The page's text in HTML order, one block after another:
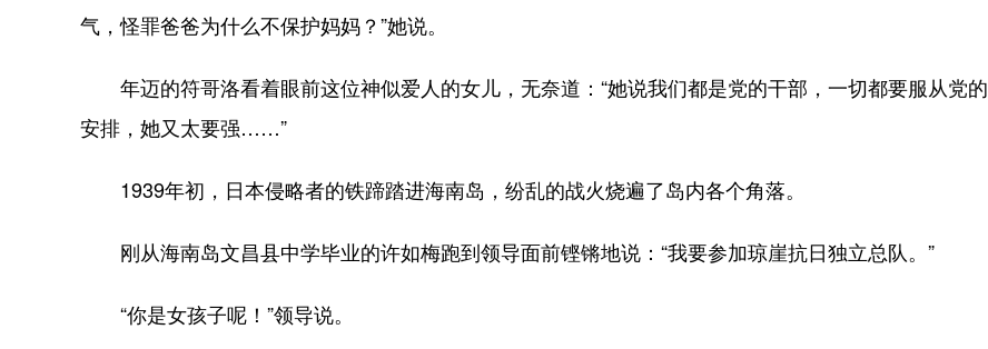
气，怪罪爸爸为什么不保护妈妈？”她说。
年迈的符哥洛看着眼前这位神似爱人的女儿，无奈道：“她说我们都是党的干部，一切都要服从党的
安排，她又太要强……”
1939年初，日本侵略者的铁蹄踏进海南岛，纷乱的战火烧遍了岛内各个角落。
刚从海南岛文昌县中学毕业的许如梅跑到领导面前铿锵地说：“我要参加琼崖抗日独立总队。”
“你是女孩子呢！”领导说。